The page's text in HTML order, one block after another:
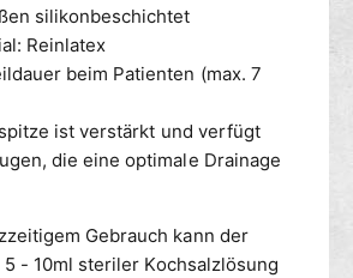
silikonbeschichtet
Reinlatex
beim Patienten (max. 7
ist verstärkt und verfügt
die eine optimale Drainage
Gebrauch kann der
5 - 10ml steriler Kochsalzlösung